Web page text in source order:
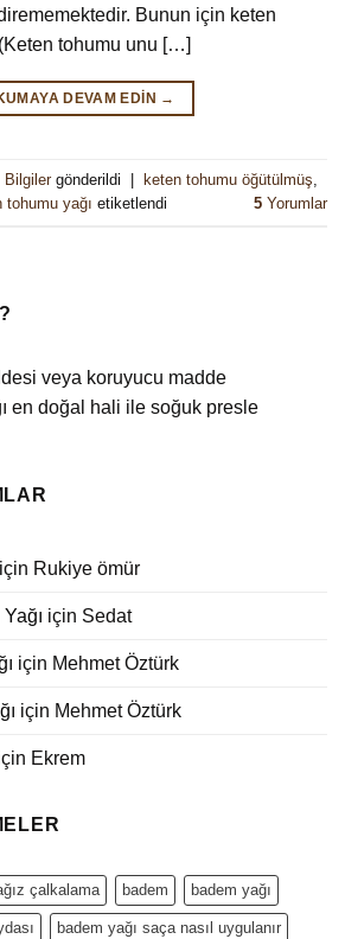
Bunun için keten
tohumu unu […]
DEVAM EDIN →
Bilgilergönderildi keten tohumu öğütülmüş
tohumu yağı etiketlendi 5 Yorumlar
veya koruyucu madde
en doğal hali ile soğuk presle
için Rukiye ömür
için Sedat
için Mehmet Öztürk
için Mehmet Öztürk
Ekrem
çalkalama badem badem yağı
badem yağı saça nasıl uygulanır